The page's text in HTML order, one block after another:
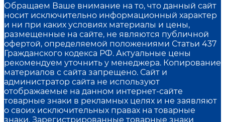
Обращаем Ваше внимание на то, что данный сайт
носит исключительно информационный характер
и ни при каких условиях материалы и цены,
размещенные на сайте, не являются публичной
офертой, определяемой положениями Статьи 437
Гражданского кодекса РФ. Актуальные цены
рекомендуем уточнить у менеджера. Копирование
материалов с сайта запрещено. Сайт и
администратор сайта не используют
отображаемые на данном интернет-сайте
товарные знаки в рекламных целях и не заявляют
о своих исключительных правах на товарные
знаки. Зарегистрированные товарные знаки